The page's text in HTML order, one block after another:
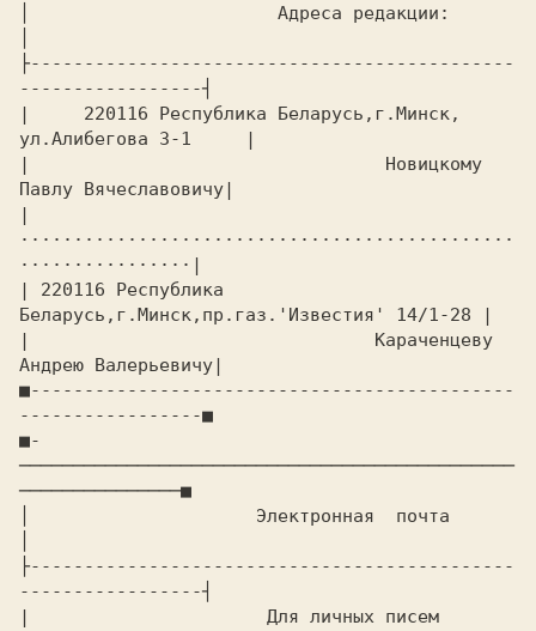
│                       Адреса редакции:
├---------------------------------------------
-----------------┤
|     220116 Республика Беларусь,г.Минск,
ул.Алибегова 3-1     |
|                                 Новицкому
Павлу Вячеславовичу|
|
··············································
················|
| 220116 Республика
Беларусь,г.Минск,пр.газ.'Известия' 14/1-28 |
|                                Караченцеву
Андрею Валерьевичу|
■---------------------------------------------
-----------------■
■-
──────────────────────────────────────────────
───────────────■
│                     Электронная  почта
├---------------------------------------------
-----------------┤
|                      Для личных писем